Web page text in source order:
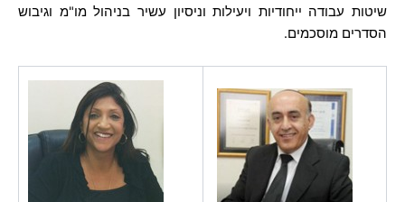
שיטות עבודה ייחודיות ויעילות וניסיון עשיר בניהול מו"מ וגיבוש
הסדרים מוסכמים.